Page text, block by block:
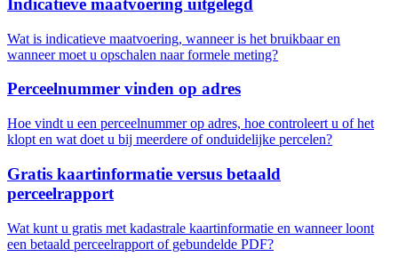
Indicatieve maatvoering uitgelegd
Wat is indicatieve maatvoering, wanneer is het bruikbaar en
wanneer moet u opschalen naar formele meting?
Perceelnummer vinden op adres
Hoe vindt u een perceelnummer op adres, hoe controleert u of het
klopt en wat doet u bij meerdere of onduidelijke percelen?
Gratis kaartinformatie versus betaald
perceelrapport
Wat kunt u gratis met kadastrale kaartinformatie en wanneer loont
een betaald perceelrapport of gebundelde PDF?